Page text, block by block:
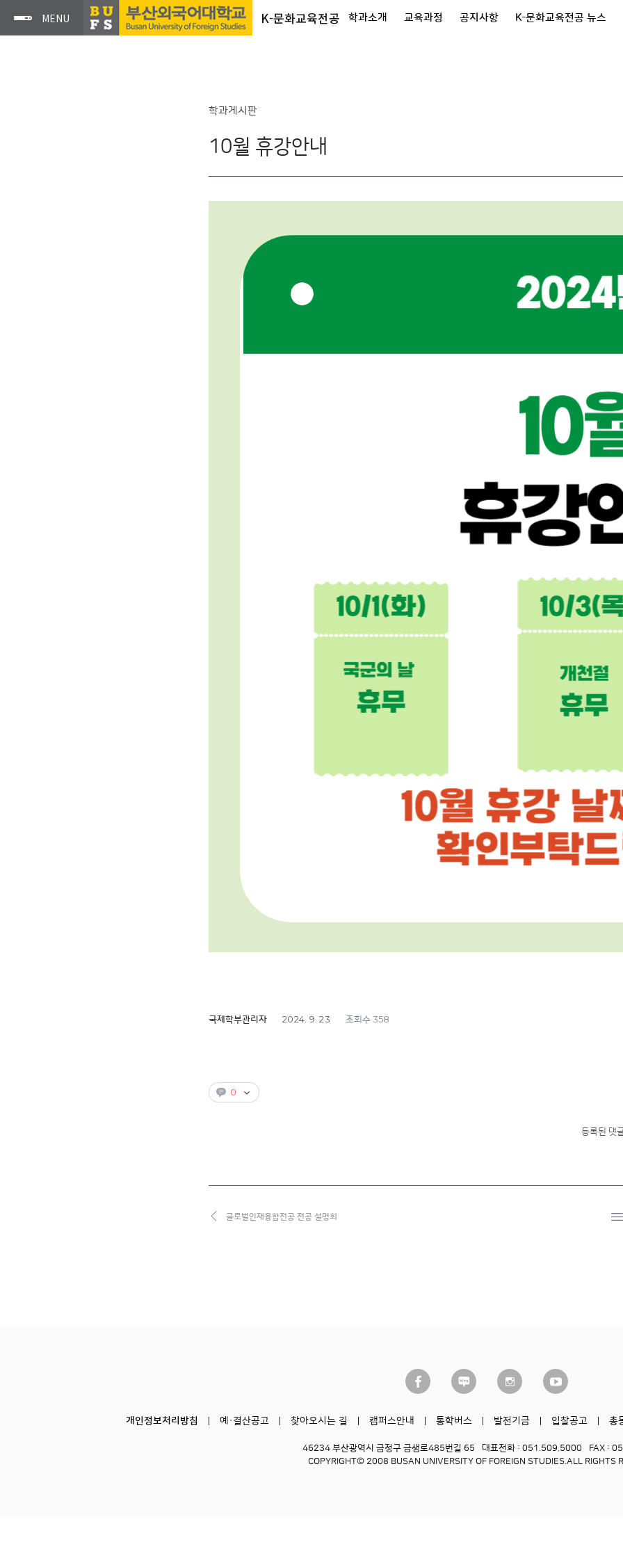
K-문화교육전공 학과소개 교육과정 공지사항 K-문화교육전공 뉴스
학과게시판
10월 휴강안내
국제학부관리자 2024. 9. 23 조회수 358
0
등록된 댓
글로벌인재융합전공 전공 설명회
개인정보처리방침 예·결산공고 찾아오시는 길 캠퍼스안내 통학버스 발전기금 입찰공고 총
46234 부산광역시 금정구 금샘로485번길 65 대표전화 : 051.509.5000
FAX :
COPYRIGHT© 2008 BUSAN UNIVERSITY OF FOREIGN STUDIES. ALL RIGHTS